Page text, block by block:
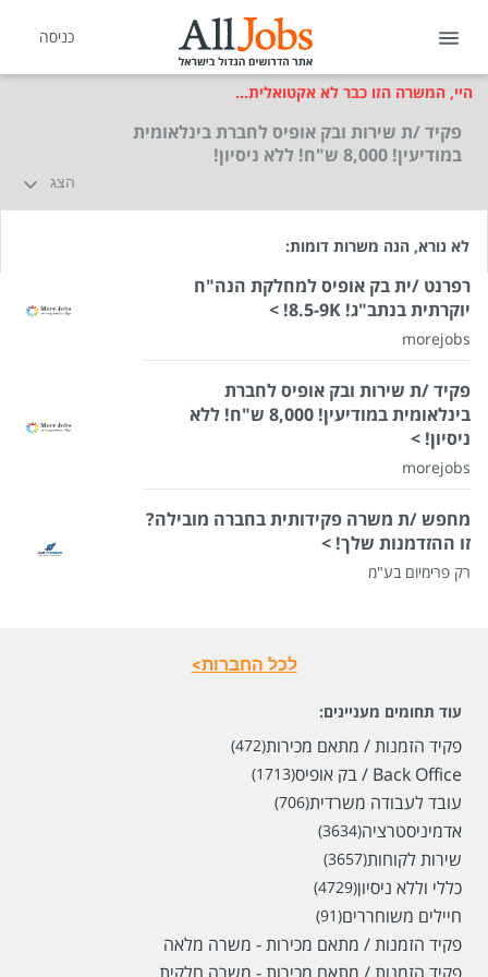
כניסה
היי, המשרה הזו כבר לא אקטואלית...
פקיד /ת שירות ובק אופיס לחברת בינלאומית
במודיעין! 8,000 ש"ח! ללא ניסיון!
הצג
שכר
המעסיק לא סיפר לנו
מתאים גם להורים / שעות גמישות,
לחיילים משוחררים,
מתאים גם למגזר הדתי,
עבודות ללא קורות חיים
מיקום
שוהם,
לא נורא, הנה משרות דומות:
רפרנט /ית בק אופיס למחלקת הנה"ח
יוקרתית בנתב"ג! 8.5-9K! >
morejobs
פקיד /ת שירות ובק אופיס לחברת
בינלאומית במודיעין! 8,000 ש"ח! ללא
ניסיון! >
morejobs
מחפש /ת משרה פקידותית בחברה מובילה?
זו ההזדמנות שלך! >
רק פרימיום בע"מ
לכל החברות>
עוד תחומים מעניינים:
פקיד הזמנות / מתאם מכירות(472)
Back Office / בק אופיס (1713)
עובד לעבודה משרדית(706)
אדמיניסטרציה(3634)
שירות לקוחות(3657)
כללי וללא ניסיון(4729)
חיילים משוחררים(91)
פקיד הזמנות / מתאם מכירות - משרה מלאה